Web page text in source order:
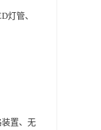
灯管、
置、无